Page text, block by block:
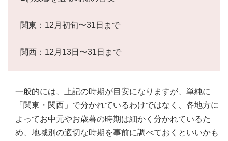
関東：12月初旬〜31日まで
関西：12月13日〜31日まで
一般的には、上記の時期が目安になりますが、単純に
「関東・関西」で分かれているわけではなく、各地方に
よってお中元やお歳暮の時期は細かく分かれているた
め、地域別の適切な時期を事前に調べておくといいかも